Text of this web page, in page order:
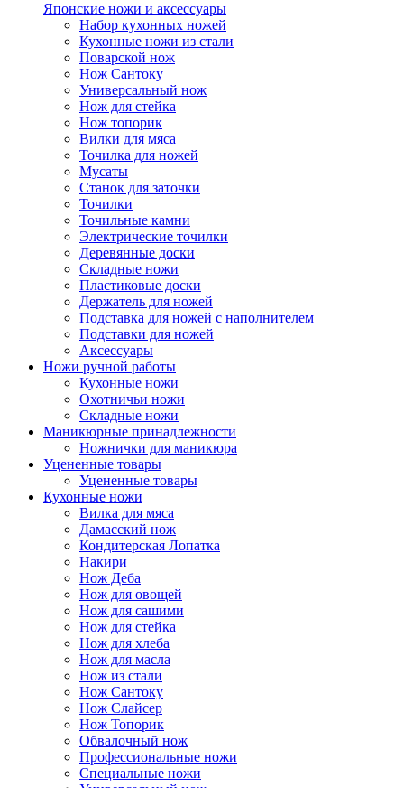
Японские ножи и аксессуары
Набор кухонных ножей
Кухонные ножи из стали
Поварской нож
Нож Сантоку
Универсальный нож
Нож для стейка
Нож топорик
Вилки для мяса
Точилка для ножей
Мусаты
Станок для заточки
Точилки
Точильные камни
Электрические точилки
Деревянные доски
Складные ножи
Пластиковые доски
Держатель для ножей
Подставка для ножей с наполнителем
Подставки для ножей
Аксессуары
Ножи ручной работы
Кухонные ножи
Охотничьи ножи
Складные ножи
Маникюрные принадлежности
Ножнички для маникюра
Уцененные товары
Уцененные товары
Кухонные ножи
Вилка для мяса
Дамасский нож
Кондитерская Лопатка
Накири
Нож Деба
Нож для овощей
Нож для сашими
Нож для стейка
Нож для хлеба
Нож для масла
Нож из стали
Нож Сантоку
Нож Слайсер
Нож Топорик
Обвалочный нож
Профессиональные ножи
Специальные ножи